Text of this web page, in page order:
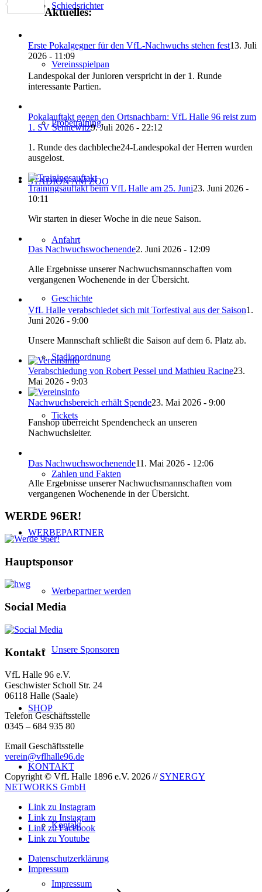
Schiedsrichter
Vereinsspielpan
Probetraining
STADION AM ZOO
Anfahrt
Geschichte
Stadionordnung
Tickets
Zahlen und Fakten
WERBEPARTNER
Werbepartner werden
Unsere Sponsoren
SHOP
KONTAKT
Kontakt
Impressum
Link
Teilen
Aktuelles:
Erste Pokalgegner für den VfL-Nachwuchs stehen fest13. Juli
2026 - 11:09
Landespokal der Junioren verspricht in der 1. Runde
interessante Partien.
Pokalauftakt gegen den Ortsnachbarn: VfL Halle 96 reist zum
1. SV Sennewitz9. Juli 2026 - 22:12
1. Runde des dachbleche24-Landespokal der Herren wurden
ausgelost.
Trainingsauftakt beim VfL Halle am 25. Juni23. Juni 2026 -
10:11
Wir starten in dieser Woche in die neue Saison.
Das Nachwuchswochenende2. Juni 2026 - 12:09
Alle Ergebnisse unserer Nachwuchsmannschaften vom
vergangenen Wochenende in der Übersicht.
VfL Halle verabschiedet sich mit Torfestival aus der Saison1.
Juni 2026 - 9:00
Unsere Mannschaft schließt die Saison auf dem 6. Platz ab.
Verabschiedung von Robert Pessel und Mathieu Racine23.
Mai 2026 - 9:03
Nachwuchsbereich erhält Spende23. Mai 2026 - 9:00
Fanshop überreicht Spendencheck an unseren
Nachwuchsleiter.
Das Nachwuchswochenende11. Mai 2026 - 12:06
Alle Ergebnisse unserer Nachwuchsmannschaften vom
vergangenen Wochenende in der Übersicht.
WERDE 96ER!
Hauptsponsor
Social Media
Kontakt
VfL Halle 96 e.V.
Geschwister Scholl Str. 24
06118 Halle (Saale)
Telefon Geschäftsstelle
0345 – 684 935 80
Email Geschäftsstelle
verein@vflhalle96.de
Copyright © VfL Halle 1896 e.V. 2026 // SYNERGY
NETWORKS GmbH
Link zu Instagram
Link zu Instagram
Link zu Facebook
Link zu Youtube
Datenschutzerklärung
Impressum